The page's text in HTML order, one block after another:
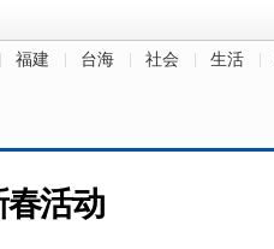
福建 台海 社会 生活
活动